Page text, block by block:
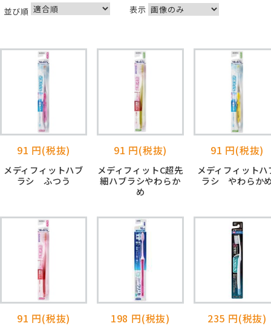
並び順 表示
91 円(税抜)
メディフィットハブ
ラシ ふつう
91 円(税抜)
メディフィットC超先
細ハブラシやわらか
め
91 円(税抜)
メディフィットハ
ラシ やわらか
91 円(税抜) 198 円(税抜) 235 円(税抜)